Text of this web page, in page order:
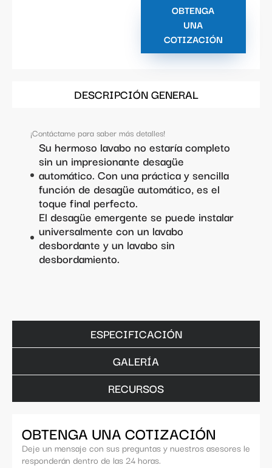
OBTENGA
UNA
COTIZACIÓN
DESCRIPCIÓN GENERAL
ESPECIFICACIÓN
GALERÍA
RECURSOS
¡Contáctame para saber más detalles!
Su hermoso lavabo no estaría completo
sin un impresionante desagüe
automático. Con una práctica y sencilla
función de desagüe automático, es el
toque final perfecto.
El desagüe emergente se puede instalar
universalmente con un lavabo
desbordante y un lavabo sin
desbordamiento.
OBTENGA UNA COTIZACIÓN
Deje un mensaje con sus preguntas y nuestros asesores le
responderán dentro de las 24 horas.